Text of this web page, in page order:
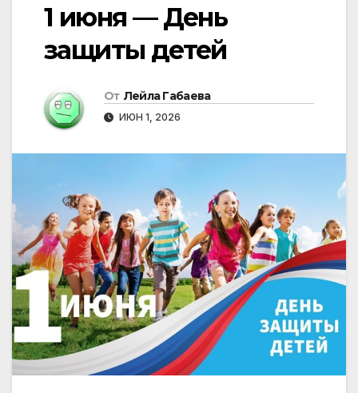
1 июня — День
защиты детей
От Лейла Габаева
ИЮН 1, 2026